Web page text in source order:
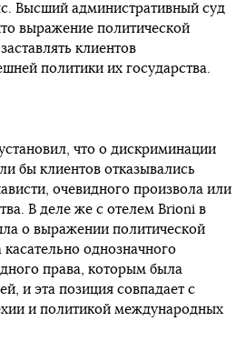
Высший административный суд
выражение политической
клиентов
политики их государства.
что о дискриминации
бы клиентов отказывались
очевидного произвола или
В деле же с отелем Brioni в
о выражении политической
однозначного
права, которым была
и эта позиция совпадает с
и политикой международных